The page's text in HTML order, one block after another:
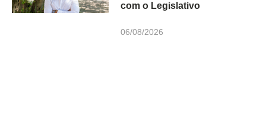
com o Legislativo
06/08/2026